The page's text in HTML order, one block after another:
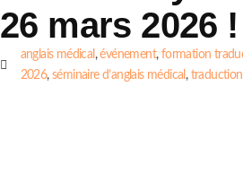
26 mars 2026 !
anglais médical ,événement, formation
2026, séminaire d’anglais médical ,